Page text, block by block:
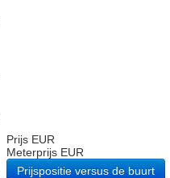
Prijs EUR
Meterprijs EUR
Prijspositie versus de buurt